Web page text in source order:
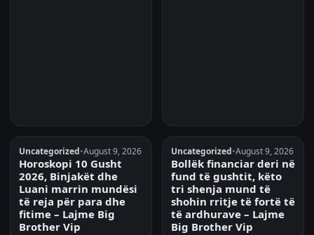
Uncategorized•August 9, 2026
Horoskopi 10 Gusht
2026, Binjakët dhe
Luani marrin mundësi
të reja për para dhe
fitime – Lajme Big
Brother Vip
Uncategorized•August 9, 2026
Bollëk financiar deri në
fund të gushtit, këto
tri shenja mund të
shohin rritje të fortë të
të ardhurave – Lajme
Big Brother Vip